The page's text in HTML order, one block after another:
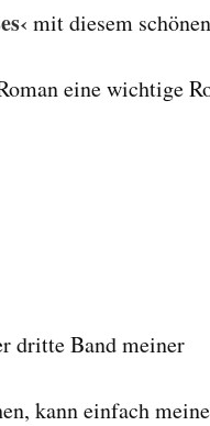
mit diesem
eine wichtige
dritte Band meiner
kann einfach